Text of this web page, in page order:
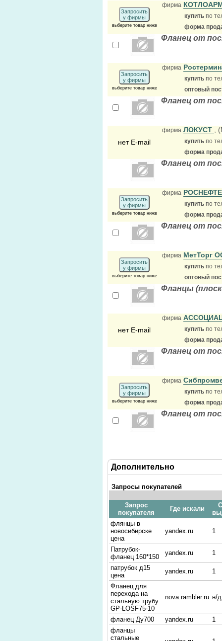
Запросить
у фирмы
выберите товар ниже
фирма
купить по
форма
Фланец от
Запросить
у фирмы
выберите товар ниже
фирма
купить по
оптовый
Фланец от
нет E-mail
фирма ЛОКУСТ ,
купить по
форма
Фланец от
Запросить
у фирмы
выберите товар ниже
фирма
купить по
форма
Фланец от
Запросить
у фирмы
выберите товар ниже
фирма МетТорг
купить по
оптовый
Фланцы
нет E-mail
фирма
купить по
форма
Фланец от
Запросить
у фирмы
выберите товар ниже
фирма
купить по
форма
Фланец от
Дополнительно
Запросы покупателей
Запрос
покупателя
Где искали
флянцы в
новосибирске
цена
yandex.ru 1
Патрубок-
фланец 160*150
yandex.ru
1
патрубок д15
цена
yandex.ru
1
Фланец для
перехода на
стальную трубу
GP-LOSF75-10
nova.rambler.ru н/д
фланец Ду700 yandex.ru
1
фланцы
стальные